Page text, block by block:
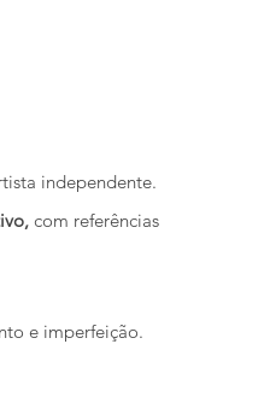
independente.
com referências
e imperfeição.